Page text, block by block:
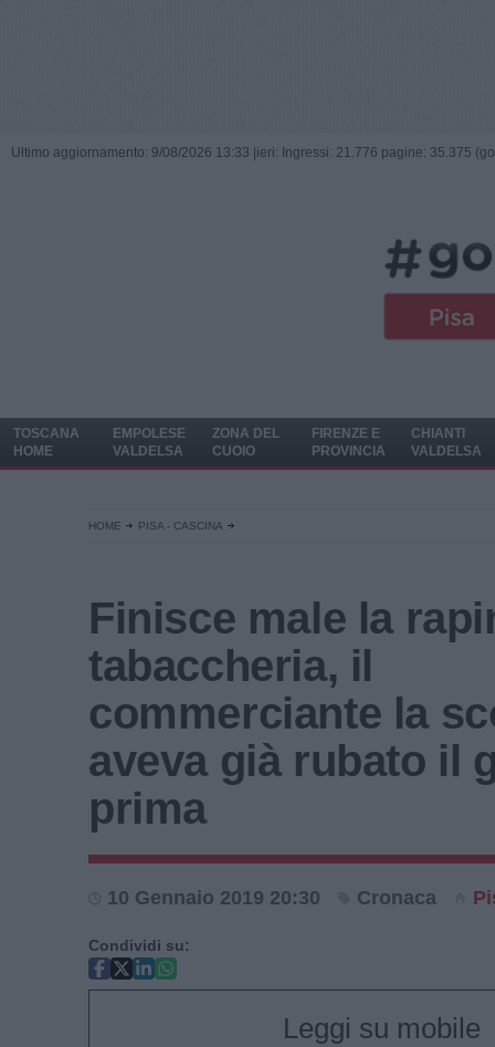
Ultimo aggiornamento: 9/08/2026 13:33 | ieri: Ingressi: 21.776 pagine: 35.375
TOSCANA
HOME
EMPOLESE
VALDELSA
ZONA DEL
CUOIO
FIRENZE E
PROVINCIA
CHIANTI
VALDELSA
HOME PISA - CASCINA
Finisce male la
tabaccheria, il
commerciante la
aveva già rubato il
prima
10 Gennaio 2019 20:30 Cronaca
Condividi su:
Leggi su mobile